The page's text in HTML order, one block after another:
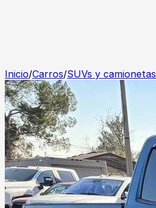
Inicio/Carros/SUVs y camionetas